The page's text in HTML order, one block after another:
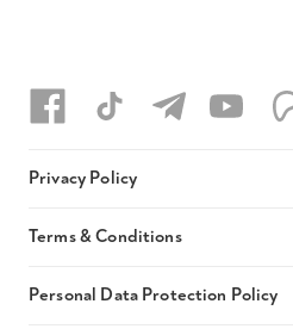
Privacy Policy
Terms & Conditions
Personal Data Protection Policy